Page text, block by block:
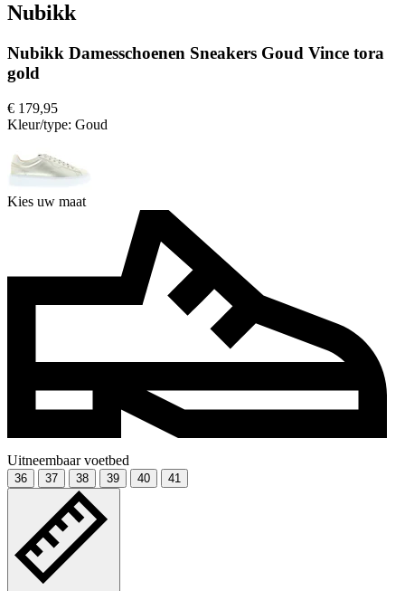
Nubikk
Nubikk Damesschoenen Sneakers Goud Vince tora
gold
€ 179,95
Kleur/type: Goud
Kies uw maat
Uitneembaar voetbed
36 37 38 39 40 41